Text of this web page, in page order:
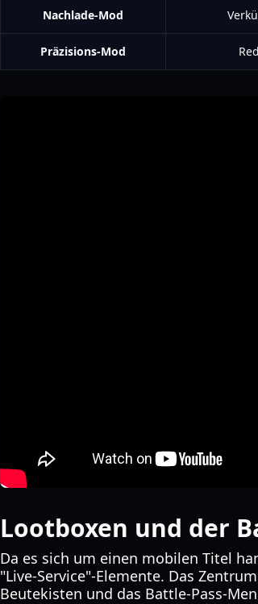
Nachlade-Mod
Präzisions-Mod
Lootboxen und der
Da es sich um einen mobilen Titel
"Live-Service"-Elemente. Das
Beutekisten und das Battle-Pass-